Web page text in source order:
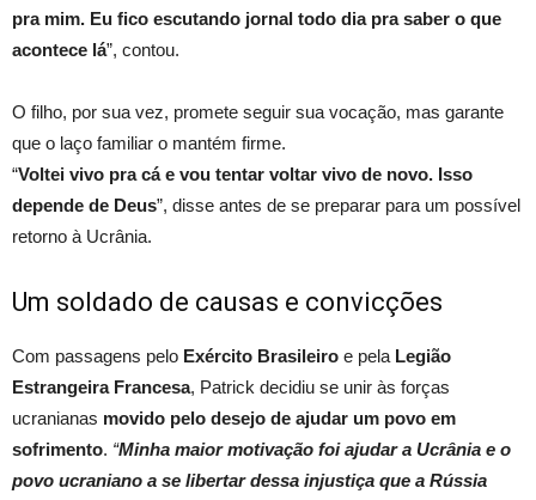
pra mim. Eu fico escutando jornal todo dia pra saber o que
acontece lá”, contou.
O filho, por sua vez, promete seguir sua vocação, mas garante
que o laço familiar o mantém firme.
“Voltei vivo pra cá e vou tentar voltar vivo de novo. Isso
depende de Deus”, disse antes de se preparar para um possível
retorno à Ucrânia.
Um soldado de causas e convicções
Com passagens pelo Exército Brasileiro e pela Legião
Estrangeira Francesa, Patrick decidiu se unir às forças
ucranianas movido pelo desejo de ajudar um povo em
sofrimento. “Minha maior motivação foi ajudar a Ucrânia e o
povo ucraniano a se libertar dessa injustiça que a Rússia